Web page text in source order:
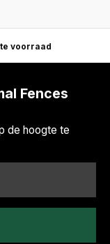
voorraad
Fences
de hoogte te